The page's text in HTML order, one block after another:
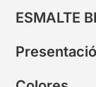
ESMALTE